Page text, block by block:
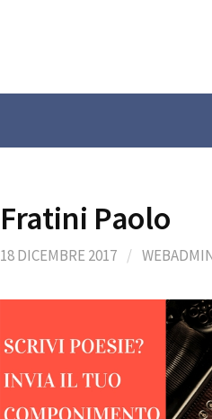
Fratini Paolo
18 DICEMBRE 2017 /